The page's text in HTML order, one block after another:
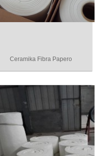
Ceramika Fibra Papero